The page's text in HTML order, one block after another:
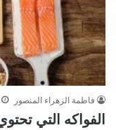
فاطمة الزهراء المنصور